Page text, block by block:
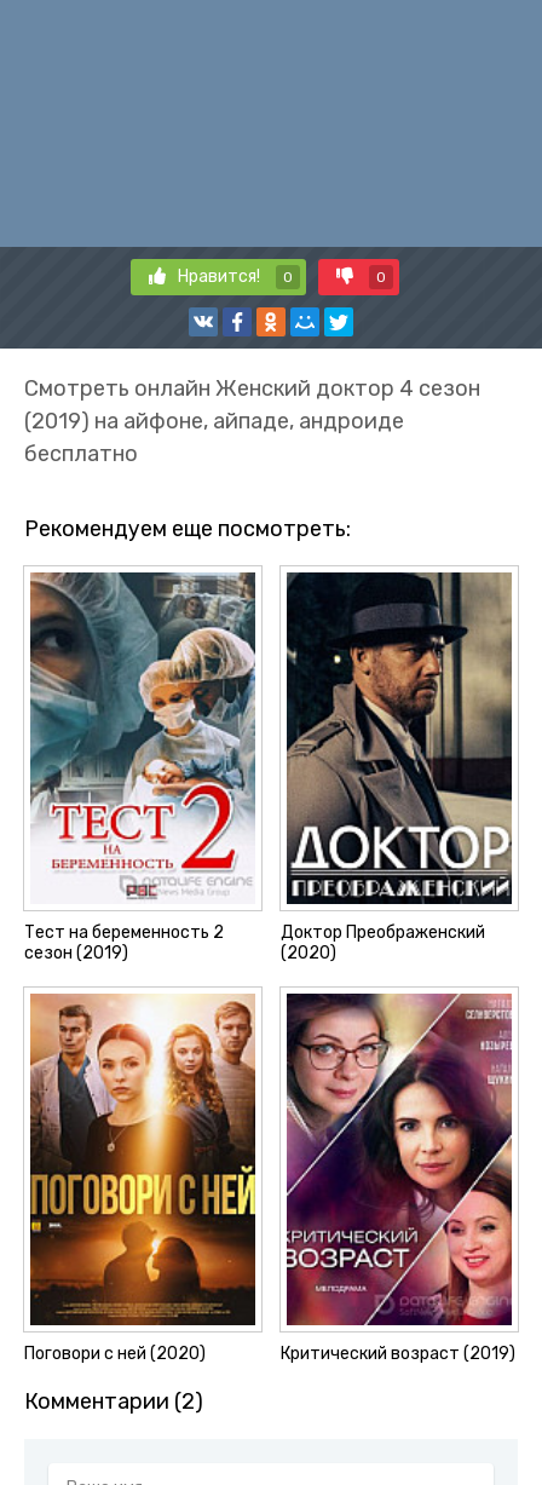
Нравится! 0 0
Смотреть онлайн Женский доктор 4 сезон
(2019) на айфоне, айпаде, андроиде
бесплатно
Рекомендуем еще посмотреть:
Тест на беременность 2
сезон (2019)
Доктор Преображенский
(2020)
Поговори с ней (2020) Критический возраст (2019)
Комментарии (2)